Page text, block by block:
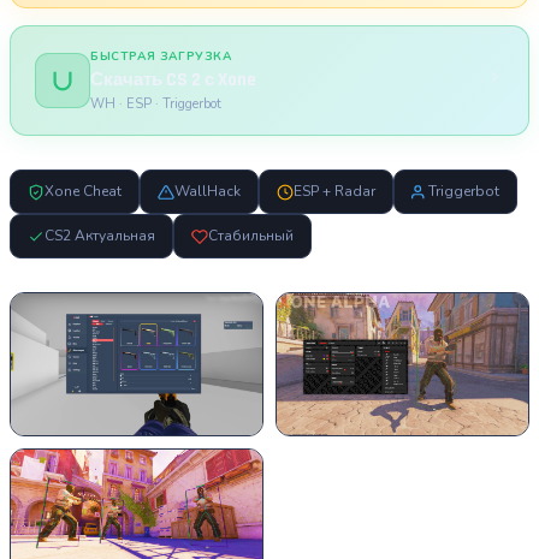
БЫСТРАЯ ЗАГРУЗКА
Скачать CS 2 с Xone
WH · ESP · Triggerbot
Xone Cheat WallHack ESP + Radar Triggerbot
CS2 Актуальная Стабильный